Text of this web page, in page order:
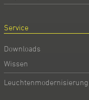
Service
Downloads
Wissen
Leuchtenmodernisierung